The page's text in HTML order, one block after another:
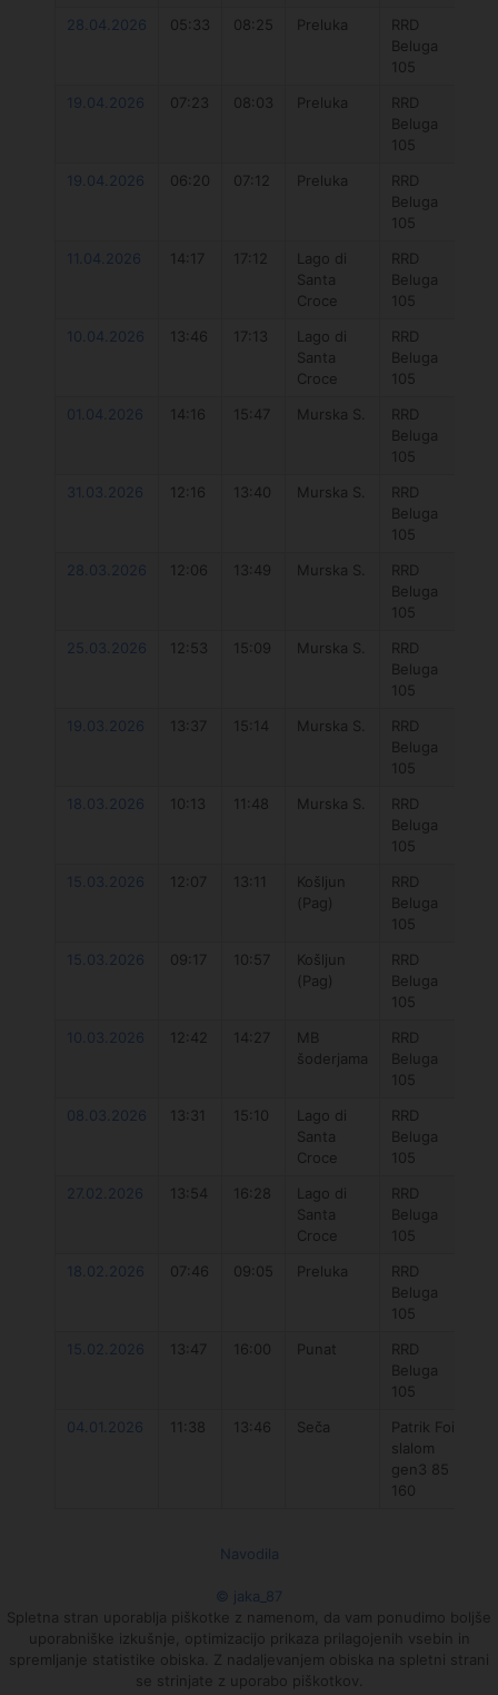
28.04.2026
05:33 08:25 Preluka
RRD
Beluga
105
19.04.2026
07:23 08:03 Preluka
RRD
Beluga
105
19.04.2026
06:20 07:12 Preluka
RRD
Beluga
105
11.04.2026
14:17 17:12
Lago di
Santa
Croce
RRD
Beluga
105
10.04.2026
13:46 17:13
Lago di
Santa
Croce
RRD
Beluga
105
01.04.2026
14:16 15:47 Murska S.
RRD
Beluga
105
31.03.2026
12:16 13:40 Murska S.
RRD
Beluga
105
28.03.2026
12:06 13:49 Murska S.
RRD
Beluga
105
25.03.2026
12:53 15:09 Murska S.
RRD
Beluga
105
19.03.2026
13:37 15:14 Murska S.
RRD
Beluga
105
18.03.2026
10:13 11:48 Murska S.
RRD
Beluga
105
15.03.2026
12:07 13:11
Košljun
(Pag)
RRD
Beluga
105
15.03.2026
09:17 10:57
Košljun
(Pag)
RRD
Beluga
105
10.03.2026
12:42 14:27
MB
šoderjama
RRD
Beluga
105
08.03.2026
13:31 15:10
Lago di
Santa
Croce
RRD
Beluga
105
27.02.2026
13:54 16:28
Lago di
Santa
Croce
RRD
Beluga
105
18.02.2026
07:46 09:05 Preluka
RRD
Beluga
105
15.02.2026
13:47 16:00 Punat
RRD
Beluga
105
04.01.2026
11:38 13:46 Seča
Patrik Foil
slalom
gen3 85
160
Navodila
© jaka_87
Spletna stran uporablja piškotke z namenom, da vam ponudimo boljše
uporabniške izkušnje, optimizacijo prikaza prilagojenih vsebin in
spremljanje statistike obiska. Z nadaljevanjem obiska na spletni strani
se strinjate z uporabo piškotkov.